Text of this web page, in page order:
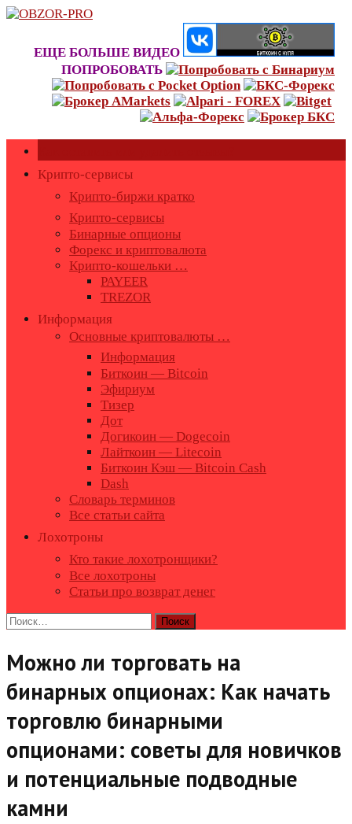
Skip
content
ЕЩЕ БОЛЬШЕ ВИДЕО
ПОПРОБОВАТЬ
Крипто-сервисы
Крипто-биржи кратко
Крипто-сервисы
Бинарные опционы
Форекс и криптовалюта
Крипто-кошельки …
PAYEER
TREZOR
Информация
Основные криптовалюты …
Информация
Биткоин — Bitcoin
Эфириум
Тизер
Дот
Догикоин — Dogecoin
Лайткоин — Litecoin
Биткоин Кэш — Bitcoin Cash
Dash
Словарь терминов
Все статьи сайта
Лохотроны
Кто такие лохотронщики?
Все лохотроны
Статьи про возврат денег
Найти:
Можно ли торговать на
бинарных опционах: Как начать
торговлю бинарными
опционами: советы для новичков
и потенциальные подводные
камни